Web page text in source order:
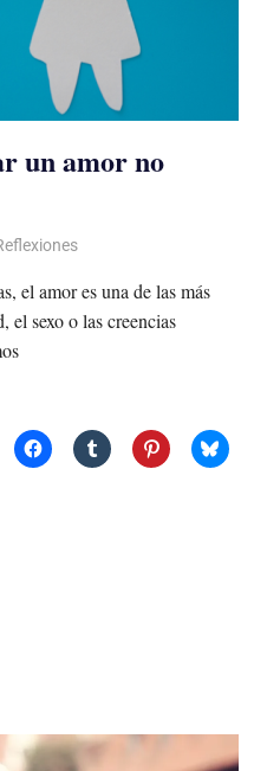
un amor no
el amor es una de las más
el sexo o las creencias